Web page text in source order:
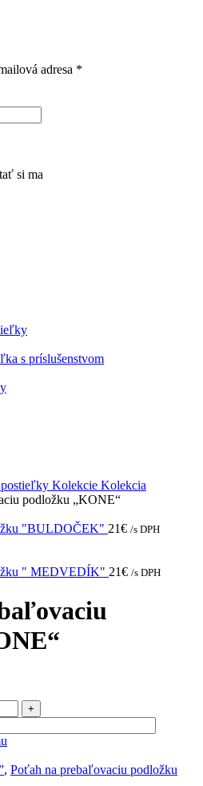
adresa *
si ma
s príslušenstvom
Kolekcie Kolekcia
podložku „KONE“
"BULDOČEK" 21€ /s DPH
" MEDVEDÍK" 21€ /s DPH
, Poťah na prebaľovaciu podložku